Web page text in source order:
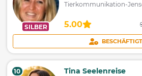
SILBER
Tierkommunikation-
5.00
BESCHÄFTIGT
10 Tina Seelenreise